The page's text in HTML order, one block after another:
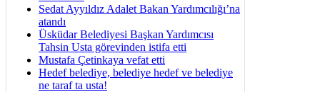
Sedat Ayyıldız Adalet Bakan Yardımcılığı’na
atandı
Üsküdar Belediyesi Başkan Yardımcısı
Tahsin Usta görevinden istifa etti
Mustafa Çetinkaya vefat etti
Hedef belediye, belediye hedef ve belediye
ne taraf ta usta!